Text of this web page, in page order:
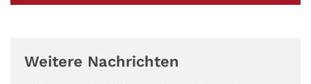
Weitere Nachrichten